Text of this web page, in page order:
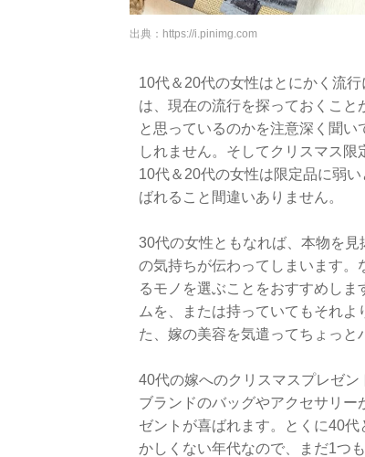
出典： https://i.pinimg.com
10代＆20代の女性はとにかく流
は、現在の流行を探っておくこ
と思っているのかを注意深く聞
しれません。そしてクリスマス限
10代＆20代の女性は限定品に弱
ばれること間違いありません。
30代の女性ともなれば、本物を
の気持ちが伝わってしまいます。
るモノを選ぶことをおすすめし
ムを、または持っていてもそれ
た、嫁の美容を気遣ってちょっと
40代の嫁へのクリスマスプレゼ
ブランドのバッグやアクセサリ
ゼントが喜ばれます。とくに40
かしくない年代なので、まだ1つ